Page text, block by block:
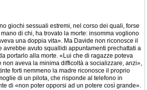
giochi sessuali estremi, nel corso dei quali, forse
di chi, ha trovato la morte: insomma vogliono
una doppia vita». Ma Davide non riconosce il
avrebbe avuto squallidi appuntamenti prechattati a
portarlo alla morte. «Lui che di ragazze poteva
non aveva la minima difficoltà a socializzare, anzi»,
forti nemmeno la madre riconosce il proprio
di un pilota, che risponde al telefono in
di «non poter opporsi ad un potere così grande».